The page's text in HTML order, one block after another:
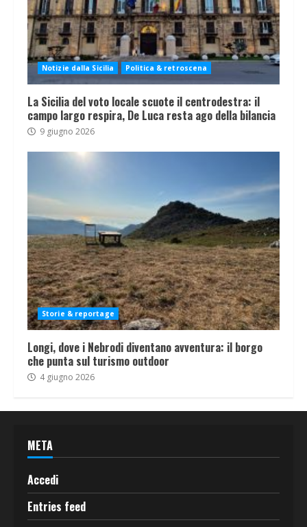
Notizie dalla Sicilia Politica & retroscena
La Sicilia del voto locale scuote il centrodestra: il
campo largo respira, De Luca resta ago della bilancia
9 giugno 2026
Storie & reportage
Longi, dove i Nebrodi diventano avventura: il borgo
che punta sul turismo outdoor
4 giugno 2026
META
Accedi
Entries feed